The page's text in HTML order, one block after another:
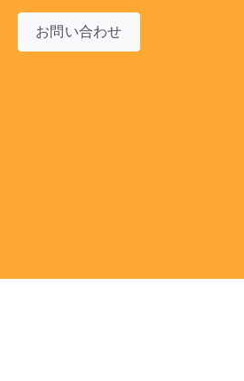
お問い合わせ